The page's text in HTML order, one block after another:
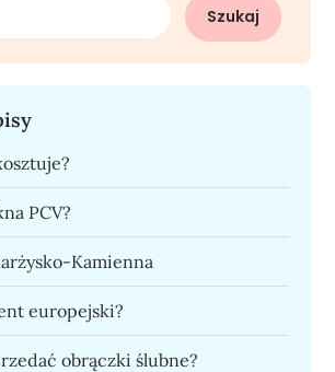
PCV?
Kamienna
europejski?
obrączki ślubne?